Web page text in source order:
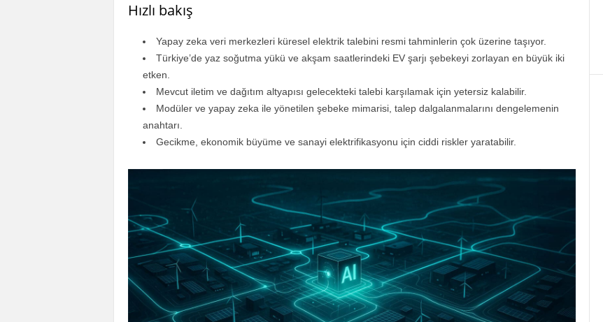
Hızlı bakış
Yapay zeka veri merkezleri küresel elektrik talebini resmi tahminlerin çok üzerine taşıyor.
Türkiye’de yaz soğutma yükü ve akşam saatlerindeki EV şarjı şebekeyi zorlayan en büyük iki
etken.
Mevcut iletim ve dağıtım altyapısı gelecekteki talebi karşılamak için yetersiz kalabilir.
Modüler ve yapay zeka ile yönetilen şebeke mimarisi, talep dalgalanmalarını dengelemenin
anahtarı.
Gecikme, ekonomik büyüme ve sanayi elektrifikasyonu için ciddi riskler yaratabilir.